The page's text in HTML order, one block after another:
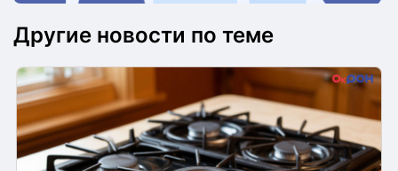
Другие новости по теме